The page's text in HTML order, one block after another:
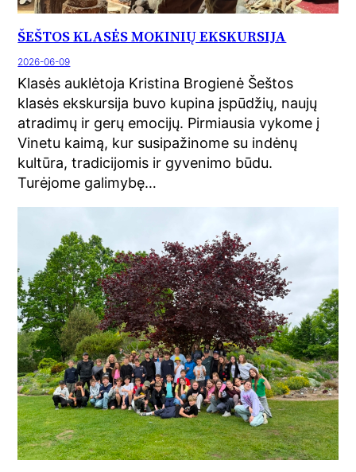
ŠEŠTOS KLASĖS MOKINIŲ EKSKURSIJA
2026-06-09
Klasės auklėtoja Kristina Brogienė Šeštos
klasės ekskursija buvo kupina įspūdžių, naujų
atradimų ir gerų emocijų. Pirmiausia vykome į
Vinetu kaimą, kur susipažinome su indėnų
kultūra, tradicijomis ir gyvenimo būdu.
Turėjome galimybę…